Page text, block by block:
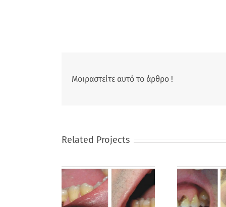
Μοιραστείτε αυτό το άρθρο !
Related Projects